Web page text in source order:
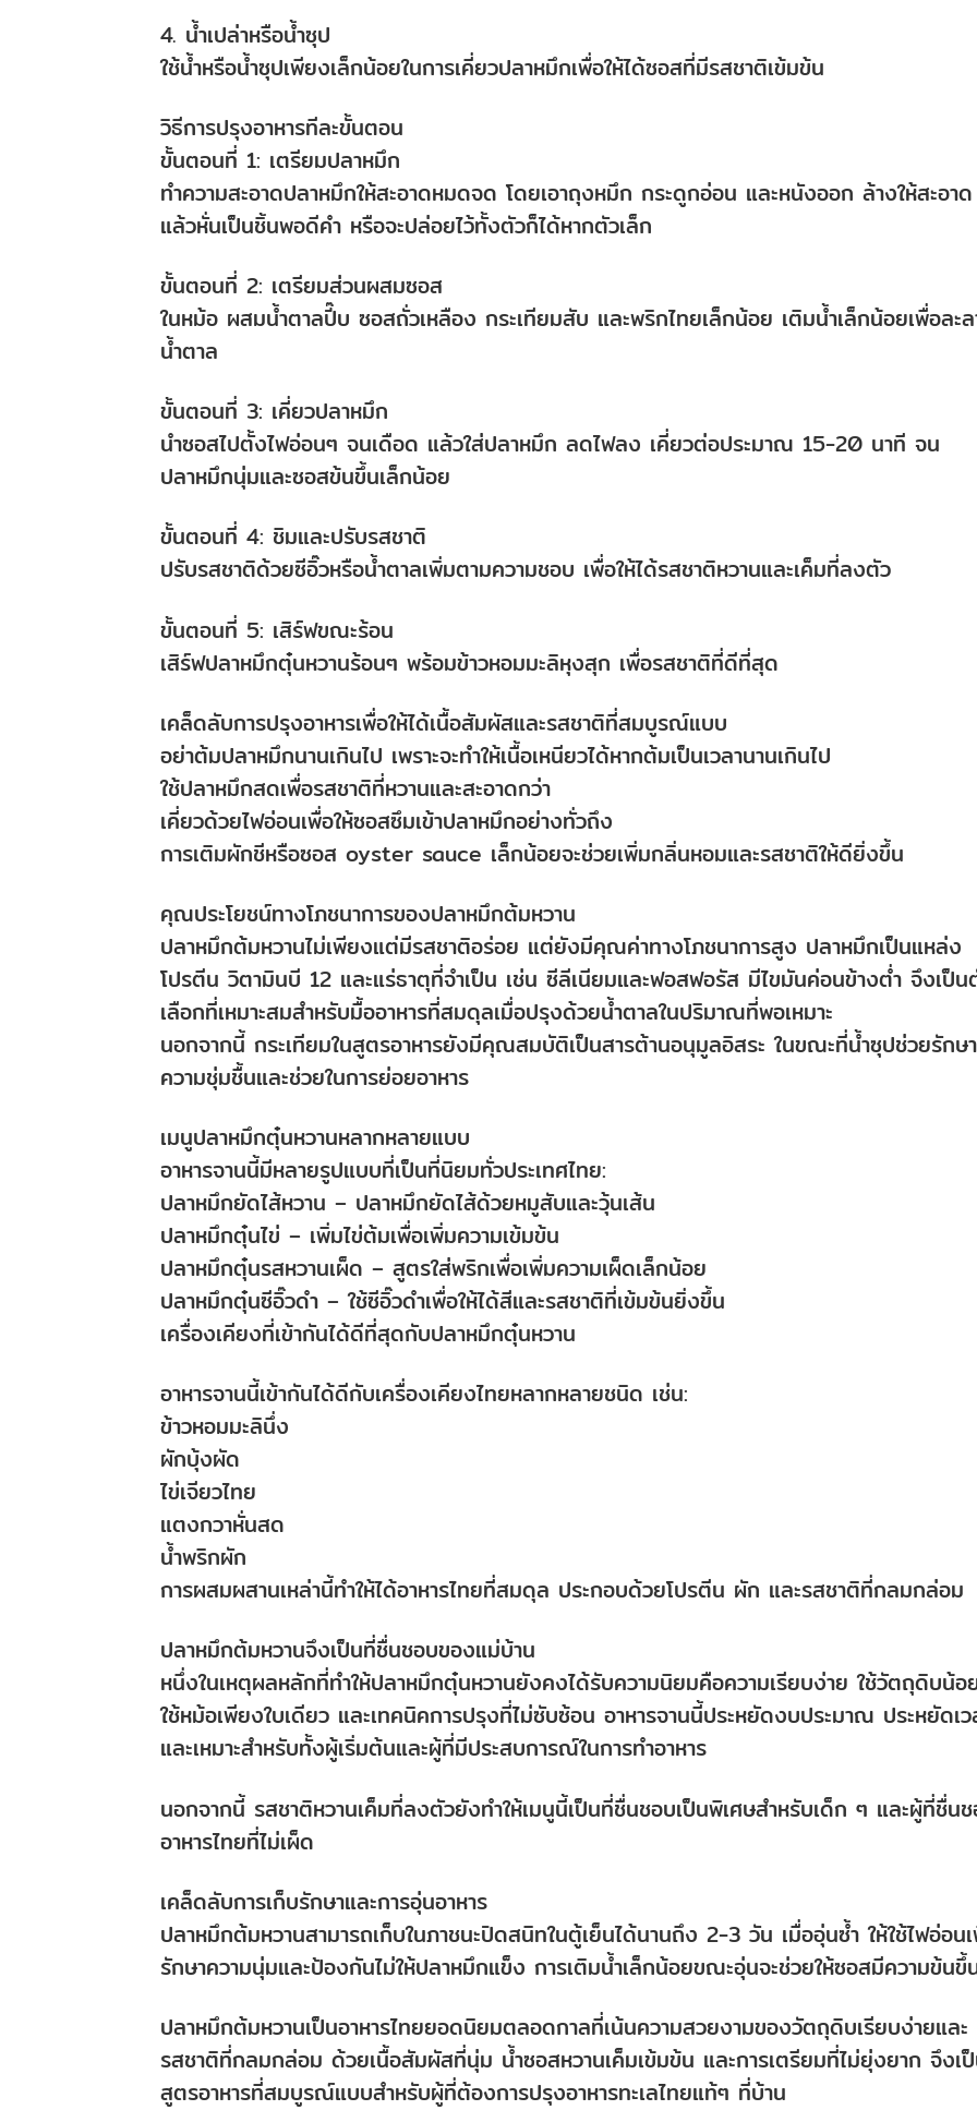
4. น้ำเปล่าหรือน้ำซุป
ใช้น้ำหรือน้ำซุปเพียงเล็กน้อยในการเคี่ยวปลาหมึกเพื่อให้ได้ซอสที่มีรสชาติเข้มข้น
วิธีการปรุงอาหารทีละขั้นตอน
ขั้นตอนที่ 1: เตรียมปลาหมึก
ทำความสะอาดปลาหมึกให้สะอาดหมดจด โดยเอาถุงหมึก กระดูกอ่อน และหนังออก ล้างให้สะอาด
แล้วหั่นเป็นชิ้นพอดีคำ หรือจะปล่อยไว้ทั้งตัวก็ได้หากตัวเล็ก
ขั้นตอนที่ 2: เตรียมส่วนผสมซอส
ในหม้อ ผสมน้ำตาลปี๊บ ซอสถั่วเหลือง กระเทียมสับ และพริกไทยเล็กน้อย เติมน้ำเล็กน้อยเพื่อละ
น้ำตาล
ขั้นตอนที่ 3: เคี่ยวปลาหมึก
นำซอสไปตั้งไฟอ่อนๆ จนเดือด แล้วใส่ปลาหมึก ลดไฟลง เคี่ยวต่อประมาณ 15-20 นาที จน
ปลาหมึกนุ่มและซอสข้นขึ้นเล็กน้อย
ขั้นตอนที่ 4: ชิมและปรับรสชาติ
ปรับรสชาติด้วยซีอิ๊วหรือน้ำตาลเพิ่มตามความชอบ เพื่อให้ได้รสชาติหวานและเค็มที่ลงตัว
ขั้นตอนที่ 5: เสิร์ฟขณะร้อน
เสิร์ฟปลาหมึกตุ๋นหวานร้อนๆ พร้อมข้าวหอมมะลิหุงสุก เพื่อรสชาติที่ดีที่สุด
เคล็ดลับการปรุงอาหารเพื่อให้ได้เนื้อสัมผัสและรสชาติที่สมบูรณ์แบบ
อย่าต้มปลาหมึกนานเกินไป เพราะจะทำให้เนื้อเหนียวได้หากต้มเป็นเวลานานเกินไป
ใช้ปลาหมึกสดเพื่อรสชาติที่หวานและสะอาดกว่า
เคี่ยวด้วยไฟอ่อนเพื่อให้ซอสซึมเข้าปลาหมึกอย่างทั่วถึง
การเติมผักชีหรือซอส oyster sauce เล็กน้อยจะช่วยเพิ่มกลิ่นหอมและรสชาติให้ดียิ่งขึ้น
คุณประโยชน์ทางโภชนาการของปลาหมึกต้มหวาน
ปลาหมึกต้มหวานไม่เพียงแต่มีรสชาติอร่อย แต่ยังมีคุณค่าทางโภชนาการสูง ปลาหมึกเป็นแหล่ง
โปรตีน วิตามินบี 12 และแร่ธาตุที่จำเป็น เช่น ซีลีเนียมและฟอสฟอรัส มีไขมันค่อนข้างต่ำ จึงเป็น
เลือกที่เหมาะสมสำหรับมื้ออาหารที่สมดุลเมื่อปรุงด้วยน้ำตาลในปริมาณที่พอเหมาะ
นอกจากนี้ กระเทียมในสูตรอาหารยังมีคุณสมบัติเป็นสารต้านอนุมูลอิสระ ในขณะที่น้ำซุปช่วยรักษา
ความชุ่มชื้นและช่วยในการย่อยอาหาร
เมนูปลาหมึกตุ๋นหวานหลากหลายแบบ
อาหารจานนี้มีหลายรูปแบบที่เป็นที่นิยมทั่วประเทศไทย:
ปลาหมึกยัดไส้หวาน – ปลาหมึกยัดไส้ด้วยหมูสับและวุ้นเส้น
ปลาหมึกตุ๋นไข่ – เพิ่มไข่ต้มเพื่อเพิ่มความเข้มข้น
ปลาหมึกตุ๋นรสหวานเผ็ด – สูตรใส่พริกเพื่อเพิ่มความเผ็ดเล็กน้อย
ปลาหมึกตุ๋นซีอิ๊วดำ – ใช้ซีอิ๊วดำเพื่อให้ได้สีและรสชาติที่เข้มข้นยิ่งขึ้น
เครื่องเคียงที่เข้ากันได้ดีที่สุดกับปลาหมึกตุ๋นหวาน
อาหารจานนี้เข้ากันได้ดีกับเครื่องเคียงไทยหลากหลายชนิด เช่น:
ข้าวหอมมะลินึ่ง
ผักบุ้งผัด
ไข่เจียวไทย
แตงกวาหั่นสด
น้ำพริกผัก
การผสมผสานเหล่านี้ทำให้ได้อาหารไทยที่สมดุล ประกอบด้วยโปรตีน ผัก และรสชาติที่กลมกล่อม
ปลาหมึกต้มหวานจึงเป็นที่ชื่นชอบของแม่บ้าน
หนึ่งในเหตุผลหลักที่ทำให้ปลาหมึกตุ๋นหวานยังคงได้รับความนิยมคือความเรียบง่าย ใช้วัตถุดิบน้อ
ใช้หม้อเพียงใบเดียว และเทคนิคการปรุงที่ไม่ซับซ้อน อาหารจานนี้ประหยัดงบประมาณ ประหยัดเว
และเหมาะสำหรับทั้งผู้เริ่มต้นและผู้ที่มีประสบการณ์ในการทำอาหาร
นอกจากนี้ รสชาติหวานเค็มที่ลงตัวยังทำให้เมนูนี้เป็นที่ชื่นชอบเป็นพิเศษสำหรับเด็ก ๆ และผู้ที่ชื่น
อาหารไทยที่ไม่เผ็ด
เคล็ดลับการเก็บรักษาและการอุ่นอาหาร
ปลาหมึกต้มหวานสามารถเก็บในภาชนะปิดสนิทในตู้เย็นได้นานถึง 2-3 วัน เมื่ออุ่นซ้ำ ให้ใช้ไฟอ่อน
รักษาความนุ่มและป้องกันไม่ให้ปลาหมึกแข็ง การเติมน้ำเล็กน้อยขณะอุ่นจะช่วยให้ซอสมีความข้นขึ้
ปลาหมึกต้มหวานเป็นอาหารไทยยอดนิยมตลอดกาลที่เน้นความสวยงามของวัตถุดิบเรียบง่ายและ
รสชาติที่กลมกล่อม ด้วยเนื้อสัมผัสที่นุ่ม น้ำซอสหวานเค็มเข้มข้น และการเตรียมที่ไม่ยุ่งยาก จึงเ
สูตรอาหารที่สมบูรณ์แบบสำหรับผู้ที่ต้องการปรุงอาหารทะเลไทยแท้ๆ ที่บ้าน